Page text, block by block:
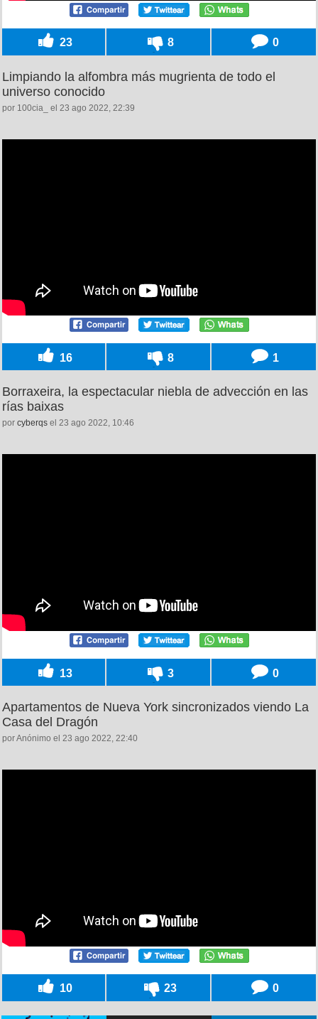
23 8 0
Limpiando la alfombra más mugrienta de todo el
universo conocido
por 100cia_ el 23 ago 2022, 22:39
16 8 1
Borraxeira, la espectacular niebla de advección en las
rías baixas
por cyberqs el 23 ago 2022, 10:46
13 3 0
Apartamentos de Nueva York sincronizados viendo La
Casa del Dragón
por Anónimo el 23 ago 2022, 22:40
10 23 0